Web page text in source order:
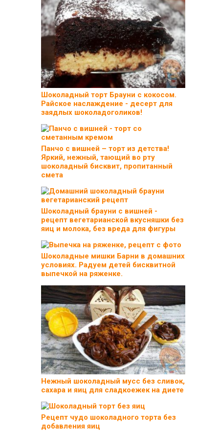
Шоколадный торт Брауни с кокосом.
Райское наслаждение - десерт для
заядлых шоколадоголиков!
Панчо с вишней – торт из детства!
Яркий, нежный, тающий во рту
шоколадный бисквит, пропитанный
смета
Шоколадный брауни с вишней -
рецепт вегетарианской вкусняшки без
яиц и молока, без вреда для фигуры
Шоколадные мишки Барни в домашних
условиях. Радуем детей бисквитной
выпечкой на ряженке.
Нежный шоколадный мусс без сливок,
сахара и яиц для сладкоежек на диете
Рецепт чудо шоколадного торта без
добавления яиц